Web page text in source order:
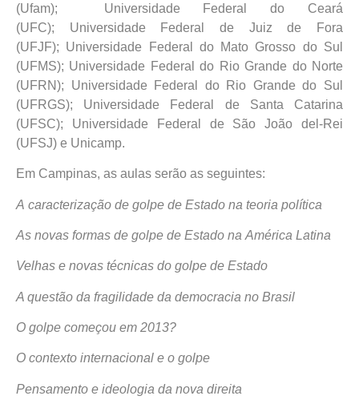
(Ufam); Universidade Federal do Ceará
(UFC); Universidade Federal de Juiz de Fora
(UFJF); Universidade Federal do Mato Grosso do Sul
(UFMS); Universidade Federal do Rio Grande do Norte
(UFRN); Universidade Federal do Rio Grande do Sul
(UFRGS); Universidade Federal de Santa Catarina
(UFSC); Universidade Federal de São João del-Rei
(UFSJ) e Unicamp.
Em Campinas, as aulas serão as seguintes:
A caracterização de golpe de Estado na teoria política
As novas formas de golpe de Estado na América Latina
Velhas e novas técnicas do golpe de Estado
A questão da fragilidade da democracia no Brasil
O golpe começou em 2013?
O contexto internacional e o golpe
Pensamento e ideologia da nova direita